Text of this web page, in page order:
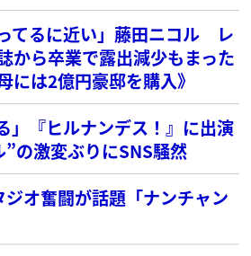
てるに近い」藤田ニコル レ
から卒業で露出減少もまった
には2億円豪邸を購入》
」『ヒルナンデス！』に出演
”の激変ぶりにSNS騒然
オ奮闘が話題「ナンチャン